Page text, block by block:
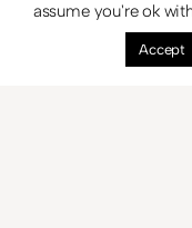
assume you're ok
Accept